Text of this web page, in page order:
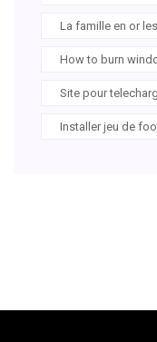
La famille en or
How to burn
Site pour
Installer jeu de